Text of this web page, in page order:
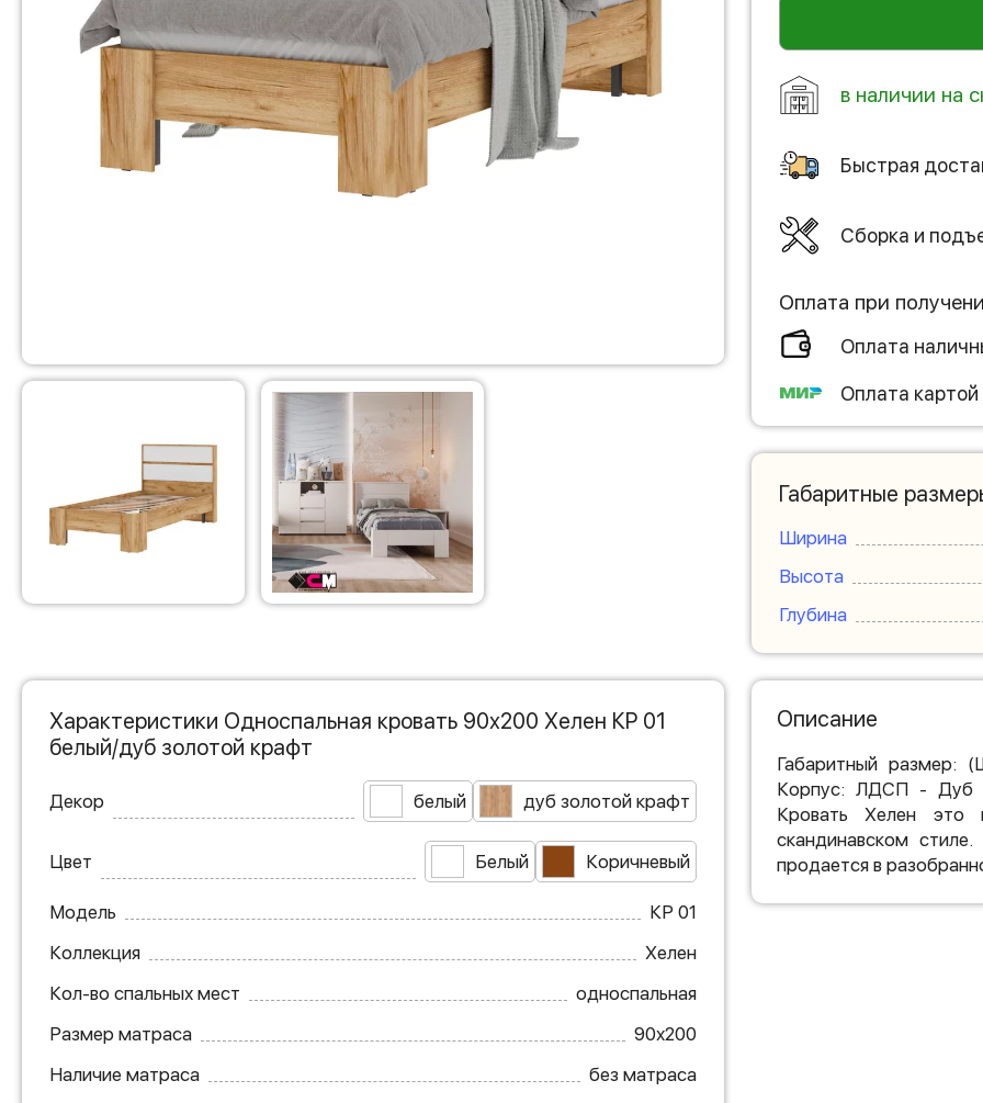
в наличии на
Быстрая
Сборка и
Оплата при
Оплата
Оплата картой
Габаритные
Ширина
Высота
Глубина
Характеристики Односпальная кровать 90х200 Хелен КР 01
белый/дуб золотой крафт
Декор белый дуб золотой крафт
Цвет Белый Коричневый
Модель
КР 01
Коллекция
Хелен
Кол-во спальных мест
односпальная
Размер матраса
90х200
Наличие матраса
без матраса
Описание
Габаритный размер:
Корпус: ЛДСП - Дуб
Кровать Хелен это
скандинавском
продается в